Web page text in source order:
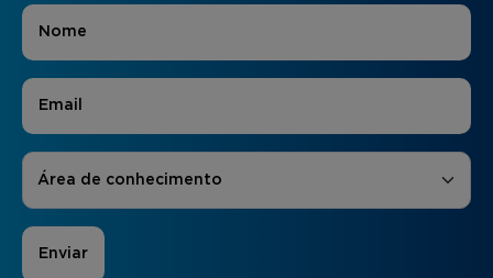
Nome
E-mail
Áreas de Interesse
Área de conhecimento